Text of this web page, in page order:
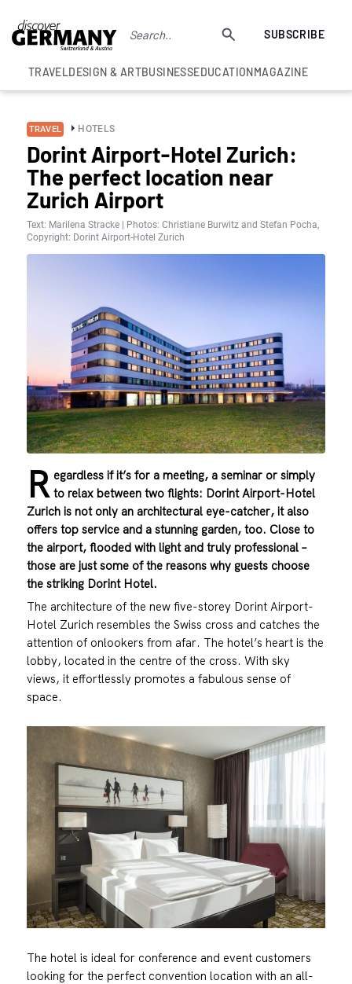
SUBSCRIBE
TRAVELDESIGN & ARTBUSINESSEDUCATIONMAGAZINE
TRAVEL HOTELS
Dorint Airport-Hotel Zurich:
The perfect location near
Zurich Airport
Text: Marilena Stracke | Photos: Christiane Burwitz and Stefan Pocha,
Copyright: Dorint Airport-Hotel Zurich
R egardless if it’s for a meeting, a seminar or simply
to relax between two flights: Dorint Airport-Hotel
Zurich is not only an architectural eye-catcher, it also
offers top service and a stunning garden, too. Close to
the airport, flooded with light and truly professional –
those are just some of the reasons why guests choose
the striking Dorint Hotel.
The architecture of the new five-storey Dorint Airport-
Hotel Zurich resembles the Swiss cross and catches the
attention of onlookers from afar. The hotel’s heart is the
lobby, located in the centre of the cross. With sky
views, it effortlessly promotes a fabulous sense of
space.
The hotel is ideal for conference and event customers
looking for the perfect convention location with an all-